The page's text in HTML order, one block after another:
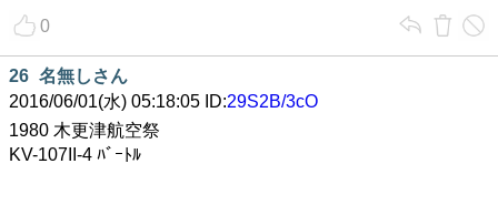
0
26 名無しさん
2016/06/01(水) 05:18:05 ID:29S2B/3cO
1980 木更津航空祭
KV-107II-4 ﾊﾞｰﾄﾙ